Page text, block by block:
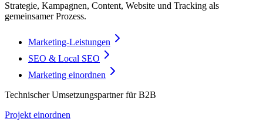
Strategie, Kampagnen, Content, Website und Tracking als
gemeinsamer Prozess.
Marketing-Leistungen
SEO & Local SEO
Marketing einordnen
Technischer Umsetzungspartner für B2B
Projekt einordnen